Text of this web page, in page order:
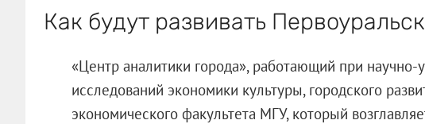
Как будут развивать Первоуральск
«Центр аналитики города», работающий при
исследований экономики культуры, городского
экономического факультета МГУ, который